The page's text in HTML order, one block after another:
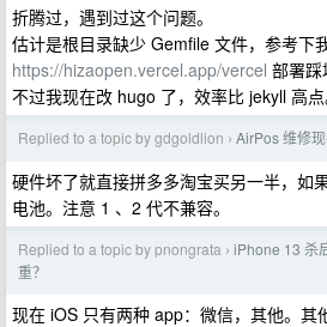
折腾过，遇到过这个问题。
估计是根目录缺少 Gemfile 文件，参考下
https://hizaopen.vercel.app/vercel 部署踩
不过我现在改 hugo 了，效率比 jekyll 高点
Replied to a topic by gdgoldlion › AirPos 维修现
硬件坏了就直接拼多多淘宝买另一半，如
电池。注意 1 、2 代不兼容。
Replied to a topic by pnongrata › iPhone 13 杀
重？
现在 iOS 只有两种 app：微信，其他。其